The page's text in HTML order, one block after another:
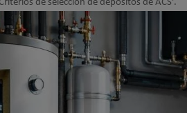
de selección de depósitos de ACS'.